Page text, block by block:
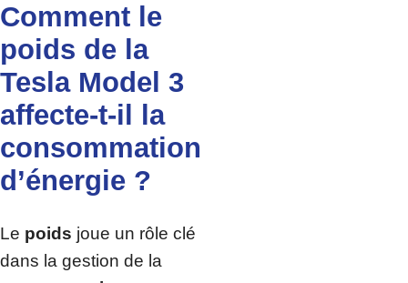
Comment le
poids de la
Tesla Model 3
affecte-t-il la
consommation
d’énergie ?
Le poids joue un rôle clé
dans la gestion de la